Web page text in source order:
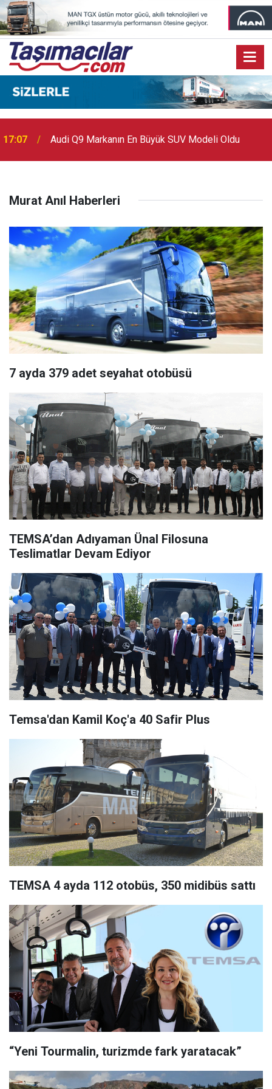
17:07 Audi Q9 Markanın En Büyük SUV Modeli Oldu
Murat Anıl Haberleri
7 ayda 379 adet seyahat otobüsü
TEMSA’dan Adıyaman Ünal Filosuna
Teslimatlar Devam Ediyor
Temsa'dan Kamil Koç'a 40 Safir Plus
TEMSA 4 ayda 112 otobüs, 350 midibüs sattı
“Yeni Tourmalin, turizmde fark yaratacak”